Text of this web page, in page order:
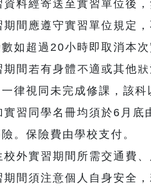
料經寄送至實習單位後，
間應遵守實習單位規定，
數如超過20小時即取消本
間若有身體不適或其他狀
律視同未完成修課，該科
習同學名冊均須於6月底
。保險費由學校支付。
外實習期間所需交通費、
間須注意個人自身安全，